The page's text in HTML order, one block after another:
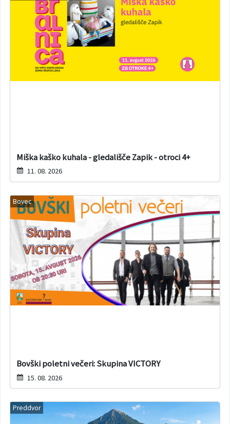
Miška kaško kuhala - gledališče Zapik - otroci 4+
11. 08. 2026
Bovec
Bovški poletni večeri: Skupina VICTORY
15. 08. 2026
Preddvor